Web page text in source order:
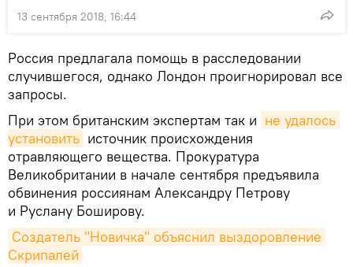
13 сентября 2018, 16:44
Россия предлагала помощь в расследовании
случившегося, однако Лондон проигнорировал все
запросы.
При этом британским экспертам так и не удалось
установить источник происхождения
отравляющего вещества. Прокуратура
Великобритании в начале сентября предъявила
обвинения россиянам Александру Петрову
и Руслану Боширову.
Создатель "Новичка" объяснил выздоровление
Скрипалей